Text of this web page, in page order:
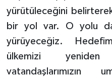
yürütüleceğini
bir yol var. O yolu
yürüyeceğiz.
ülkemizi yeniden
vatandaşlarımızın